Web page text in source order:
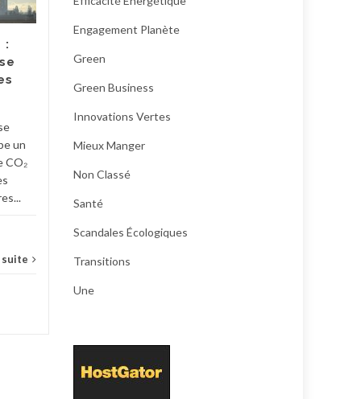
:
un
CO₂
suite
Forebio et le Synabio ont
produits bio. Les trois...
green business
...
Engagement Planète
Green
Green Business
Innovations Vertes
Mieux Manger
Non Classé
Santé
Scandales Écologiques
Transitions
Une